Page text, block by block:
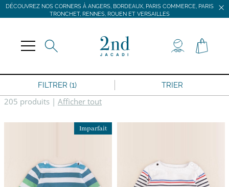
DÉCOUVREZ NOS CORNERS À ANGERS, BORDEAUX, PARIS COMMERCE, PARIS
TRONCHET, RENNES, ROUEN ET VERSAILLES
DÉCOUVREZ NOS CORNERS À ANGERS, BORDEAUX, PARIS COMMERCE, PARIS
TRONCHET, RENNES, ROUEN ET VERSAILLES
FILTRER (1) TRIER
205 produits | Afficher tout
Imparfait